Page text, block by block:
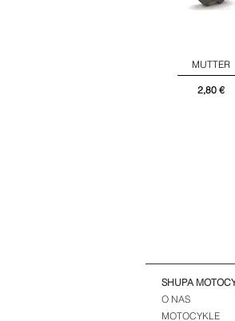
Podgląd
MUTTER
Cena
2,80 €
SHUPA
O NAS
MOTOCYKLE